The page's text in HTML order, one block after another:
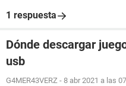
1 respuesta
Dónde descargar
usb
G4MER43VERZ - 8 abr 2021 a las